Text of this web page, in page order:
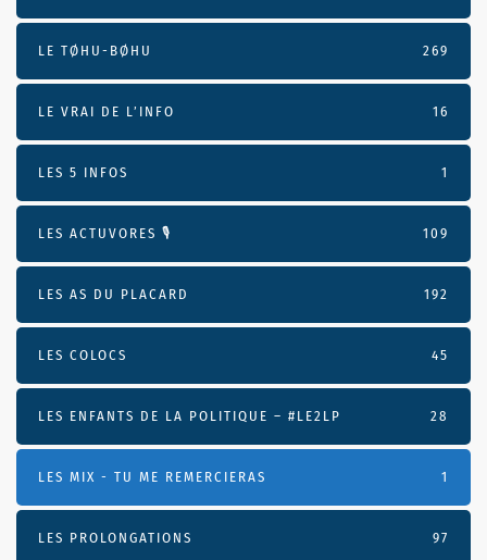
LE TØHU-BØHU 269
LE VRAI DE L’INFO 16
LES 5 INFOS 1
LES ACTUVORES 🎙 109
LES AS DU PLACARD 192
LES COLOCS 45
LES ENFANTS DE LA POLITIQUE – #LE2LP 28
LES MIX - TU ME REMERCIERAS 1
LES PROLONGATIONS 97